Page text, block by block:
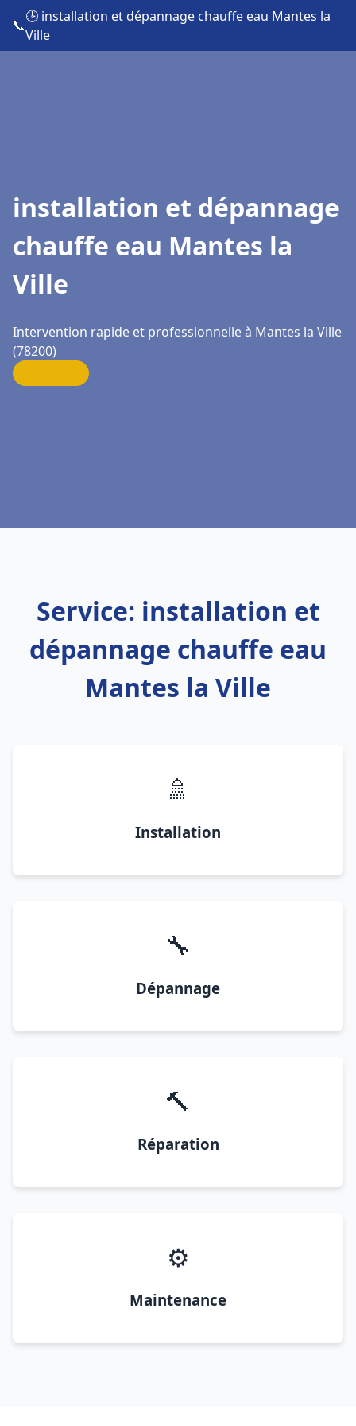
📞
🕒 installation et dépannage chauffe eau Mantes la
Ville
installation et dépannage
chauffe eau Mantes la
Ville
Intervention rapide et professionnelle à Mantes la Ville
(78200)
Service: installation et
dépannage chauffe eau
Mantes la Ville
🚿
Installation
🔧
Dépannage
🔨
Réparation
⚙️
Maintenance